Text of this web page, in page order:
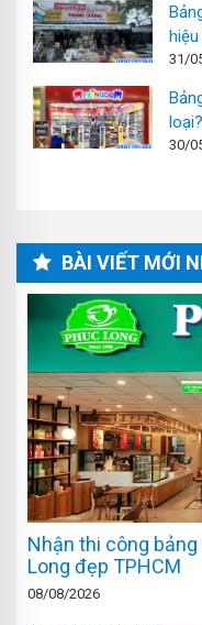
31/
30/
BÀI VIẾT MỚI
Nhận thi công
Long đẹp TPHCM
08/08/2026